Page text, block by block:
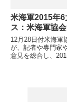
米海軍2015年6
ス：米海軍協
12月28日付米海軍
が、記者や専門家
意見を総合し、